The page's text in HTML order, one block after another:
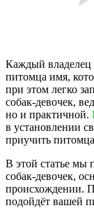
Каждый владелец
питомца имя,
при этом легко
собак-девочек,
но и практичной.
в установлении
приучить
В этой статье мы
собак-девочек,
происхождении.
подойдёт вашей